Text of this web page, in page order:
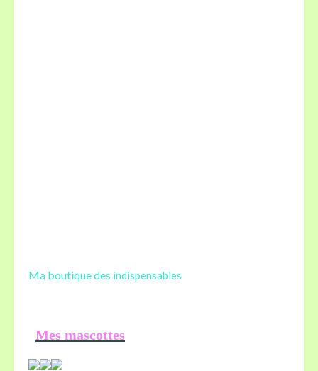
Ma boutique des indispensables
Mes mascottes